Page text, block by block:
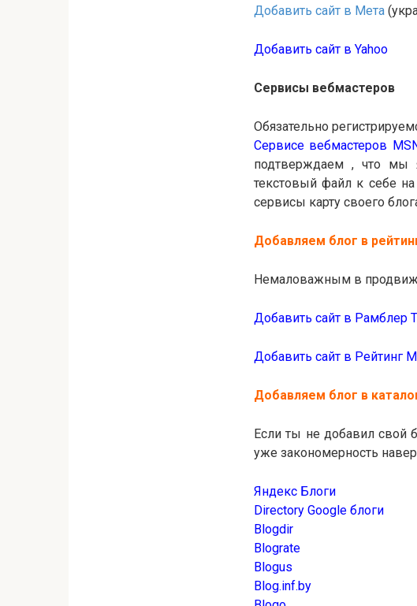
Добавить сайт в Мета
Добавить сайт в Yahoo
Сервисы вебмастеров
Обязательно
Сервисе вебмастеров
подтверждаем , что мы
текстовый файл к себе
сервисы карту своего
Добавляем блог в
Немаловажным в
Добавить сайт в Рамблер
Добавить сайт в Рейтинг
Добавляем блог в
Если ты не добавил свой
уже закономерность
Яндекс Блоги
Directory Google блоги
Blogdir
Blograte
Blogus
Blog.inf.by